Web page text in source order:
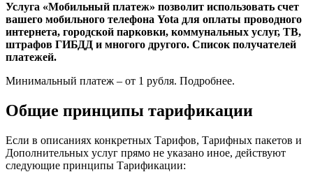
Услуга «Мобильный платеж» позволит использовать счет
вашего мобильного телефона Yota для оплаты проводного
интернета, городской парковки, коммунальных услуг, ТВ,
штрафов ГИБДД и многого другого. Список получателей
платежей.
Минимальный платеж – от 1 рубля. Подробнее.
Общие принципы тарификации
Если в описаниях конкретных Тарифов, Тарифных пакетов и
Дополнительных услуг прямо не указано иное, действуют
следующие принципы Тарификации: